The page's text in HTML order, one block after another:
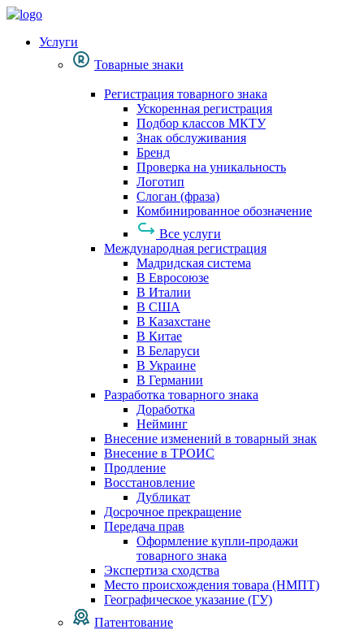
Услуги
Товарные знаки
Регистрация товарного знака
Ускоренная регистрация
Подбор классов МКТУ
Знак обслуживания
Бренд
Проверка на уникальность
Логотип
Слоган (фраза)
Комбинированное обозначение
Все услуги
Международная регистрация
Мадридская система
В Евросоюзе
В Италии
В США
В Казахстане
В Китае
В Беларуси
В Украине
В Германии
Разработка товарного знака
Доработка
Нейминг
Внесение изменений в товарный знак
Внесение в ТРОИС
Продление
Восстановление
Дубликат
Досрочное прекращение
Передача прав
Оформление купли-продажи
товарного знака
Экспертиза сходства
Место происхождения товара (НМПТ)
Географическое указание (ГУ)
Патентование